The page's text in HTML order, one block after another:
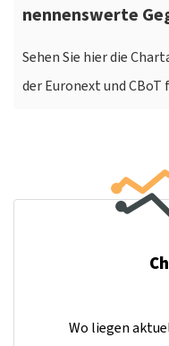
nennenswerte
Sehen Sie hier die
der Euronext und CBoT
Wo liegen